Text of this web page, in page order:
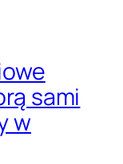
sami
w